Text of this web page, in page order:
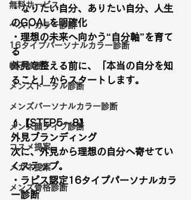
無料サービス
ベストカラー診断
16タイプパーソナルカラー診断
帽子診断
メンズトータル診断
メンズパーソナルカラー診断
メンズ顔タイプ診断
コスメ提案
メガネ提案
メンズ骨格診断
・なりたい自分、ありたい自分、人生
のGOALを明確化
・理想の未来へ向かう“自分軸”を育て
る
外見を整える前に、「本当の自分を知
ること」からスタートします。
💄【STEP5〜8】
外見ブランディング
次に、外見から理想の自分へ寄せてい
くステップ。
・ラピス認定16タイプパーソナルカラ
ー診断